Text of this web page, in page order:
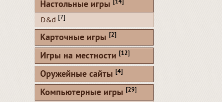
Настольные игры [14]
D&d [7]
Карточные игры [2]
Игры на местности [12]
Оружейные сайты [4]
Компьютерные игры [29]